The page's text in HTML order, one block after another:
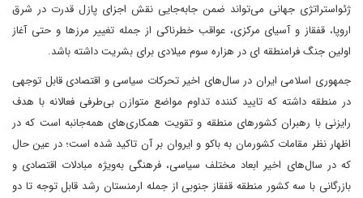
ژئواستراتژی جهانی می‌تواند ضمن جابه‌جایی نقش اجزای پازل قدرت در شرق
اروپا، قفقاز و آسیای مرکزی، عواقب خطرناکی از جمله تغییر مرزها و حتی آغاز
اولین جنگ فرامنطقه ای در هزاره سوم میلادی برای بشریت داشته باشد.
جمهوری اسلامی ایران در سال‌های اخیر تحرکات سیاسی و اقتصادی قابل توجهی
در منطقه داشته که تایید کننده تداوم مواضع متوازن بی‌طرفی فعالانه با هدف
رایزنی با رهبران کشورهای منطقه و تقویت همکاری‌های همه‌جانبه است که در
اظهار نظر مقامات کشورمان به باکو و ایروان بر آن تاکید شده است؛ در عین حال
که در سال‌های اخیر ابعاد مختلف سیاسی، فرهنگی به‌ویژه مبادلات اقتصادی و
بازرگانی با سه کشور منطقه قفقاز جنوبی از جمله ارمنستان رشد قابل توجه تا دو